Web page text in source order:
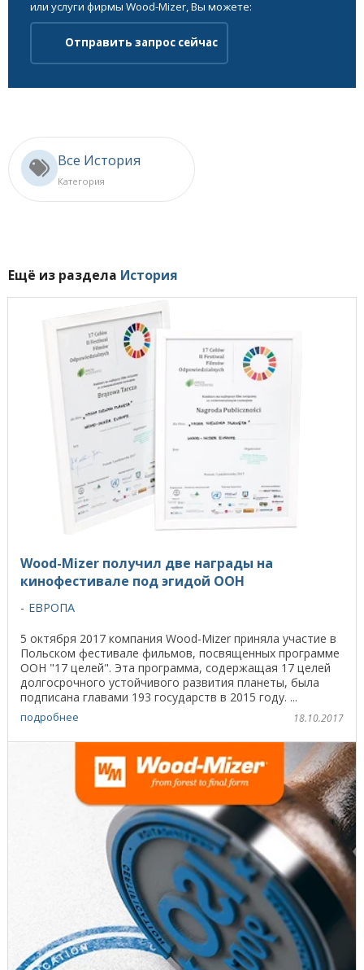
или услуги фирмы Wood-Mizer, Вы можете:
Отправить запрос сейчас
Все История
Категория
Ещё из раздела История
Wood-Mizer получил две награды на
кинофестивале под эгидой ООН
ЕВРОПА
5 октября 2017 компания Wood-Mizer приняла участие в
Польском фестивале фильмов, посвященных программе
ООН "17 целей". Эта программа, содержащая 17 целей
долгосрочного устойчивого развития планеты, была
подписана главами 193 государств в 2015 году. ...
подробнее 18.10.2017